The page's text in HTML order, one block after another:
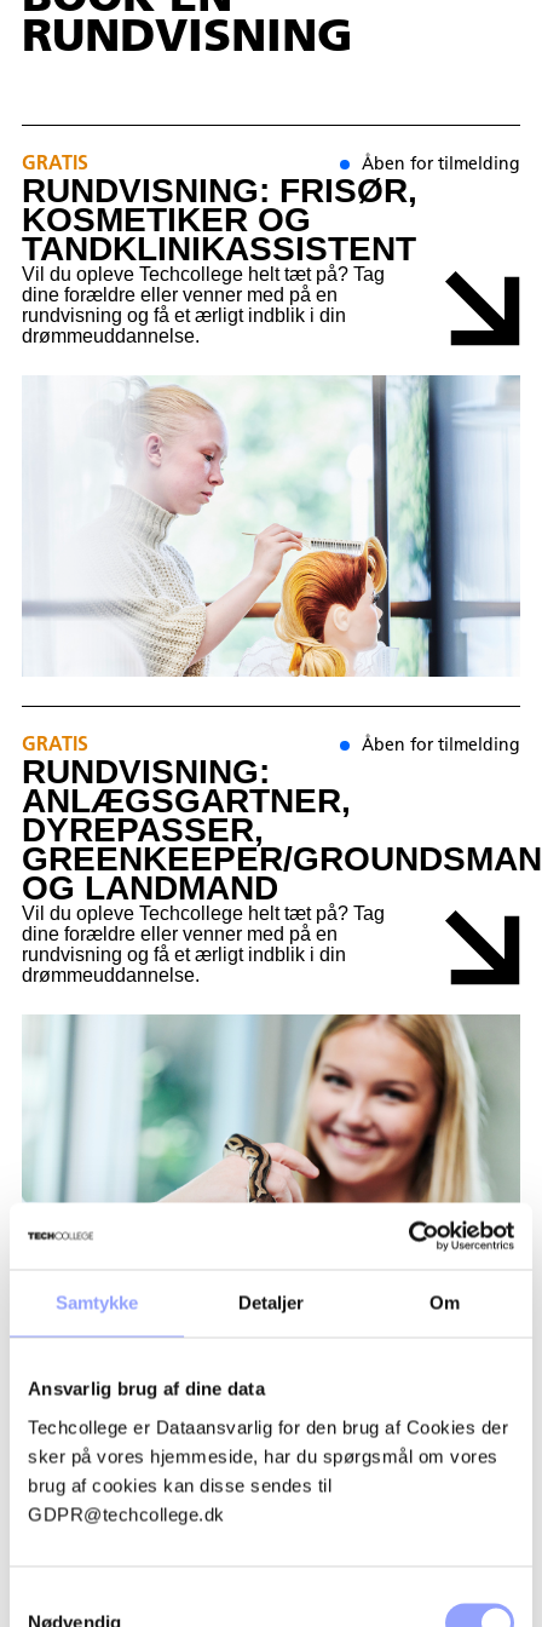
Samtykke Detaljer Om
Ansvarlig brug af dine data
Techcollege er Dataansvarlig for den brug af Cookies der
sker på vores hjemmeside, har du spørgsmål om vores
brug af cookies kan disse sendes til
GDPR@techcollege.dk
Nødvendig
RUNDVISNING
GRATIS Åben for tilmelding
RUNDVISNING: FRISØR,
KOSMETIKER OG
TANDKLINIKASSISTENT
Vil du opleve Techcollege helt tæt på? Tag
dine forældre eller venner med på en
rundvisning og få et ærligt indblik i din
drømmeuddannelse.
GRATIS Åben for tilmelding
RUNDVISNING:
ANLÆGSGARTNER,
DYREPASSER,
GREENKEEPER/GROUNDSMAN
OG LANDMAND
Vil du opleve Techcollege helt tæt på? Tag
dine forældre eller venner med på en
rundvisning og få et ærligt indblik i din
drømmeuddannelse.
GRATIS
RUNDVISNING: HTX
Vil du opleve HTX helt tæt på? Tag dine
forældre eller venner med på en rundvisning
og få et ærligt indblik i din
drømmeuddannelse.